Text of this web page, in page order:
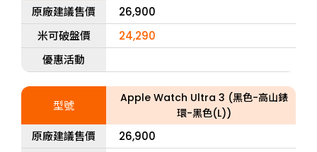
原廠建議售價
26,900
米可破盤價
24,290
優惠活動
型號
Apple Watch Ultra 3 (黑色-高山錶
環-黑色(L))
原廠建議售價
26,900